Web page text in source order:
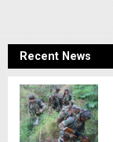
Recent News